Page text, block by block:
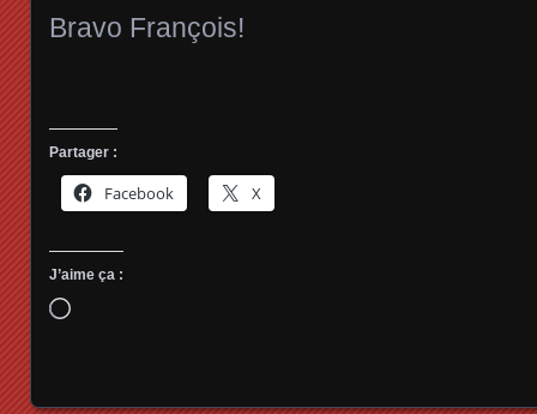
Bravo François!
Partager :
Facebook X
J’aime ça :
Chargement…